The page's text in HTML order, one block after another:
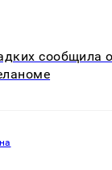
сообщила